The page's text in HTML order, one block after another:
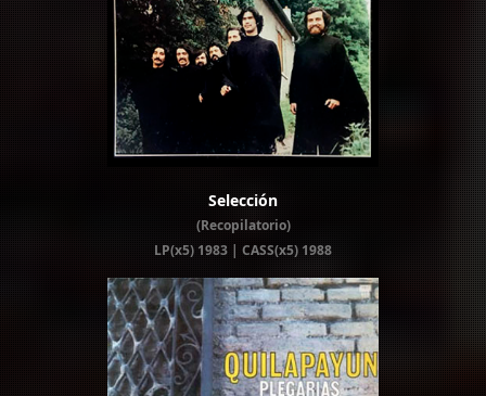
Selección
(Recopilatorio)
LP(x5) 1983 | CASS(x5) 1988